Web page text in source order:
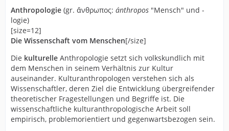
Anthropologie (gr. ἄνθρωπος: ánthropos "Mensch" und -
logie)
[size=12]
Die Wissenschaft vom Menschen[/size]
Die kulturelle Anthropologie setzt sich volkskundlich mit
dem Menschen in seinem Verhältnis zur Kultur
auseinander. Kulturanthropologen verstehen sich als
Wissenschaftler, deren Ziel die Entwicklung übergreifender
theoretischer Fragestellungen und Begriffe ist. Die
wissenschaftliche kulturanthropologische Arbeit soll
empirisch, problemorientiert und gegenwartsbezogen sein.